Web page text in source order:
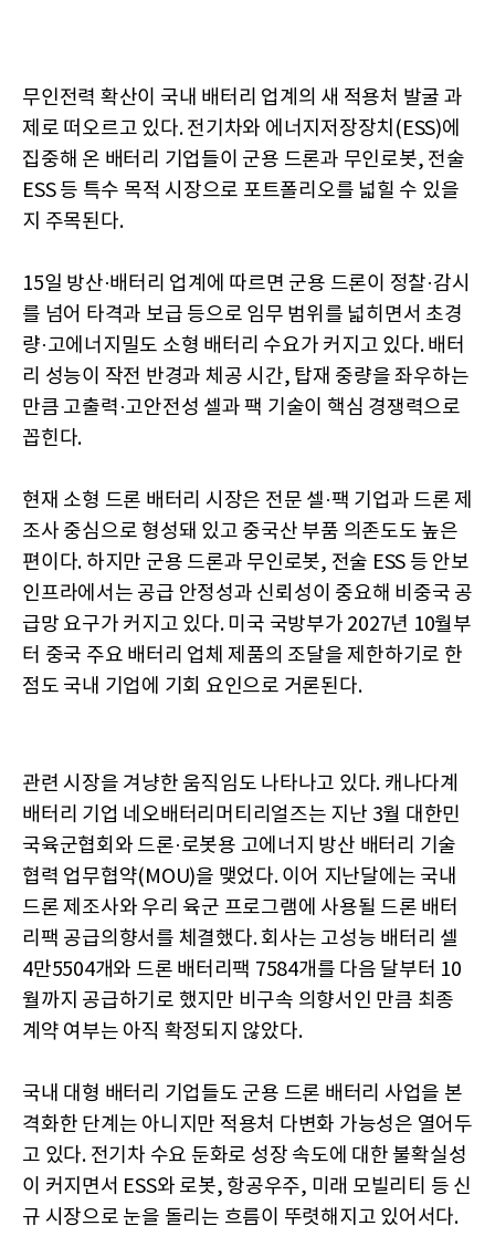
무인전력 확산이 국내 배터리 업계의 새 적용처 발굴 과
제로 떠오르고 있다. 전기차와 에너지저장장치(ESS)에
집중해 온 배터리 기업들이 군용 드론과 무인로봇, 전술
ESS 등 특수 목적 시장으로 포트폴리오를 넓힐 수 있을
지 주목된다.
15일 방산·배터리 업계에 따르면 군용 드론이 정찰·감시
를 넘어 타격과 보급 등으로 임무 범위를 넓히면서 초경
량·고에너지밀도 소형 배터리 수요가 커지고 있다. 배터
리 성능이 작전 반경과 체공 시간, 탑재 중량을 좌우하는
만큼 고출력·고안전성 셀과 팩 기술이 핵심 경쟁력으로
꼽힌다.
현재 소형 드론 배터리 시장은 전문 셀·팩 기업과 드론 제
조사 중심으로 형성돼 있고 중국산 부품 의존도도 높은
편이다. 하지만 군용 드론과 무인로봇, 전술 ESS 등 안보
인프라에서는 공급 안정성과 신뢰성이 중요해 비중국 공
급망 요구가 커지고 있다. 미국 국방부가 2027년 10월부
터 중국 주요 배터리 업체 제품의 조달을 제한하기로 한
점도 국내 기업에 기회 요인으로 거론된다.
관련 시장을 겨냥한 움직임도 나타나고 있다. 캐나다계
배터리 기업 네오배터리머티리얼즈는 지난 3월 대한민
국육군협회와 드론·로봇용 고에너지 방산 배터리 기술
협력 업무협약(MOU)을 맺었다. 이어 지난달에는 국내
드론 제조사와 우리 육군 프로그램에 사용될 드론 배터
리팩 공급의향서를 체결했다. 회사는 고성능 배터리 셀
4만5504개와 드론 배터리팩 7584개를 다음 달부터 10
월까지 공급하기로 했지만 비구속 의향서인 만큼 최종
계약 여부는 아직 확정되지 않았다.
국내 대형 배터리 기업들도 군용 드론 배터리 사업을 본
격화한 단계는 아니지만 적용처 다변화 가능성은 열어두
고 있다. 전기차 수요 둔화로 성장 속도에 대한 불확실성
이 커지면서 ESS와 로봇, 항공우주, 미래 모빌리티 등 신
규 시장으로 눈을 돌리는 흐름이 뚜렷해지고 있어서다.